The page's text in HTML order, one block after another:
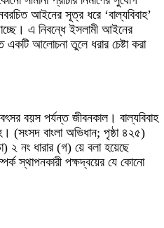
আইনের সূত্র ধরে ‘বাল্যবিবাহ’
এ নিবন্ধে ইসলামী আইনের
একটি আলোচনা তুলে ধরার চেষ্টা করা
বয়স পর্যন্ত জীবনকাল। বাল্যবিবাহ
(সংসদ বাংলা অভিধান; পৃষ্ঠা ৪২৫)
২ নং ধারার (গ) য়ে বলা হয়েছে
স্থাপনকারী পক্ষদ্বয়ের যে কোনো